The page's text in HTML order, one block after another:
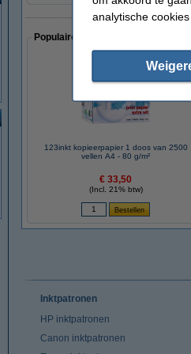
Populaire artikelen van klanten die
123inkt kopieerpapier 1 doos van 2500
vellen A4 - 80 g/m²
€ 33,50
(Incl. 21% btw)
Inktpatronen
HP inktpatronen
Canon inktpatronen
analytische